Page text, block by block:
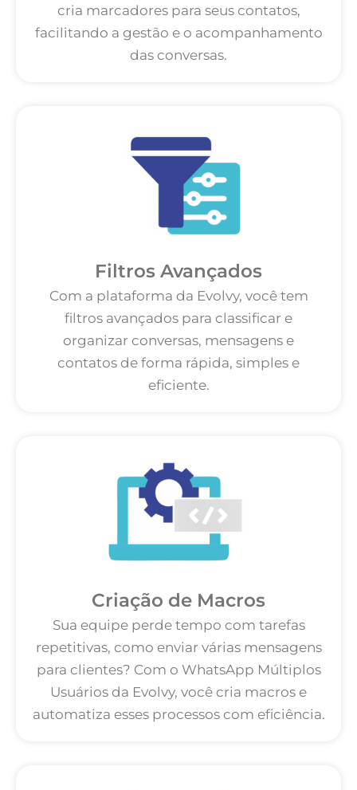
cria marcadores para seus contatos,
facilitando a gestão e o acompanhamento
das conversas.
Filtros Avançados
Com a plataforma da Evolvy, você tem
filtros avançados para classificar e
organizar conversas, mensagens e
contatos de forma rápida, simples e
eficiente.
Criação de Macros
Sua equipe perde tempo com tarefas
repetitivas, como enviar várias mensagens
para clientes? Com o WhatsApp Múltiplos
Usuários da Evolvy, você cria macros e
automatiza esses processos com eficiência.